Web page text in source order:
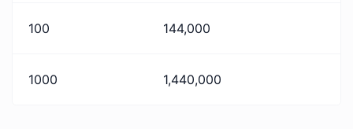
100 144,000
1000 1,440,000